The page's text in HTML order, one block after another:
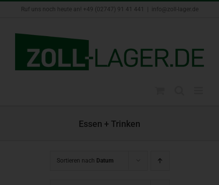
Ruf uns noch heute an! +49 (02747) 91 41 441 info@zoll-lager.de
Essen + Trinken
Sortieren nach Datum